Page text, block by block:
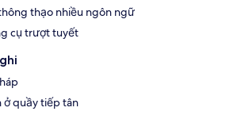
thạo nhiều ngôn ngữ
cụ trượt tuyết
ở quầy tiếp tân